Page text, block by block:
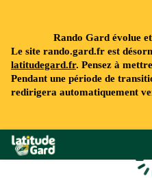
Rando Gard évolue
Le site rando.gard.fr est
latitudegard.fr. Pensez à
Pendant une période de
redirigera automatiquement
Rando Gard